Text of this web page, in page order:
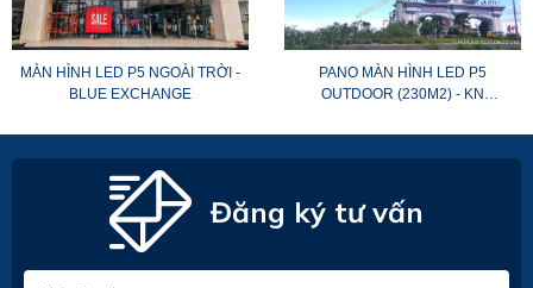
MÀN HÌNH LED P5 NGOÀI TRỜI -
BLUE EXCHANGE
PANO MÀN HÌNH LED P5
OUTDOOR (230M2) - KN
Đăng ký tư vấn